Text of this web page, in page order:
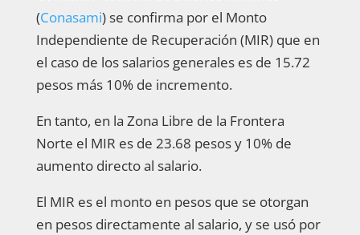
(Conasami) se confirma por el Monto
Independiente de Recuperación (MIR) que en
el caso de los salarios generales es de 15.72
pesos más 10% de incremento.
En tanto, en la Zona Libre de la Frontera
Norte el MIR es de 23.68 pesos y 10% de
aumento directo al salario.
El MIR es el monto en pesos que se otorgan
en pesos directamente al salario, y se usó por